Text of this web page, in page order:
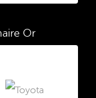
Or